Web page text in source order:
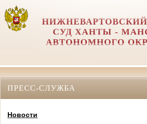
СУД ХАНТЫ -
АВТОНОМНОГО
ПРЕСС-СЛУЖБА
Новости